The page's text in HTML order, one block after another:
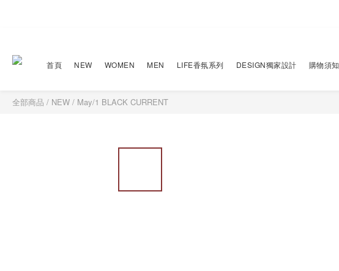
首頁 NEW WOMEN MEN LIFE香氛系列 DESIGN獨家設計 購物須知
全部商品 / NEW / May/1 BLACK CURRENT